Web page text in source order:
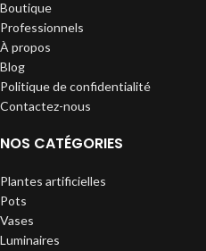
Boutique
Professionnels
À propos
Blog
Politique de confidentialité
Contactez-nous
NOS CATÉGORIES
Plantes artificielles
Pots
Vases
Luminaires